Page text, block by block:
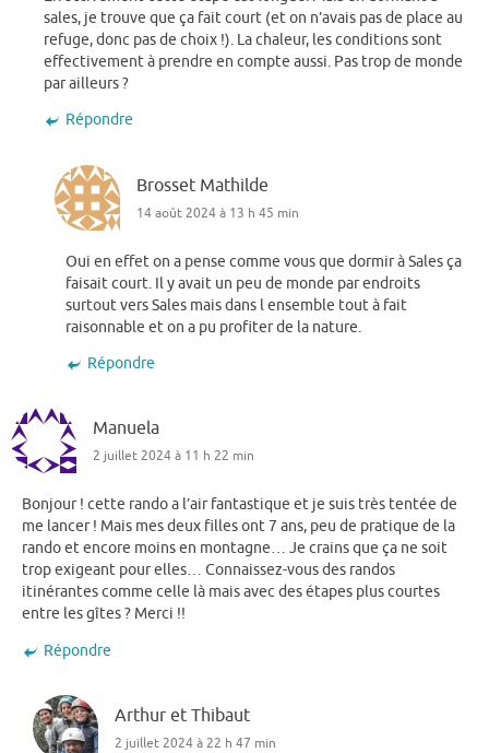
sales, je trouve que ça fait court (et on n’avais pas de place au
refuge, donc pas de choix !). La chaleur, les conditions sont
effectivement à prendre en compte aussi. Pas trop de monde
par ailleurs ?
Répondre
Brosset Mathilde
14 août 2024 à 13 h 45 min
Oui en effet on a pense comme vous que dormir à Sales ça
faisait court. Il y avait un peu de monde par endroits
surtout vers Sales mais dans l ensemble tout à fait
raisonnable et on a pu profiter de la nature.
Répondre
Manuela
2 juillet 2024 à 11 h 22 min
Bonjour ! cette rando a l’air fantastique et je suis très tentée de
me lancer ! Mais mes deux filles ont 7 ans, peu de pratique de la
rando et encore moins en montagne… Je crains que ça ne soit
trop exigeant pour elles… Connaissez-vous des randos
itinérantes comme celle là mais avec des étapes plus courtes
entre les gîtes ? Merci !!
Répondre
Arthur et Thibaut
2 juillet 2024 à 22 h 47 min